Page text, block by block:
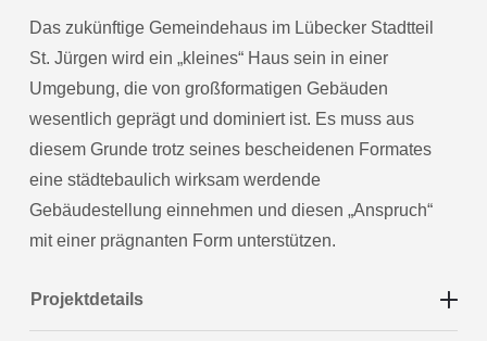
Das zukünftige Gemeindehaus im Lübecker Stadtteil
St. Jürgen wird ein „kleines“ Haus sein in einer
Umgebung, die von großformatigen Gebäuden
wesentlich geprägt und dominiert ist. Es muss aus
diesem Grunde trotz seines bescheidenen Formates
eine städtebaulich wirksam werdende
Gebäudestellung einnehmen und diesen „Anspruch“
mit einer prägnanten Form unterstützen.
Projektdetails